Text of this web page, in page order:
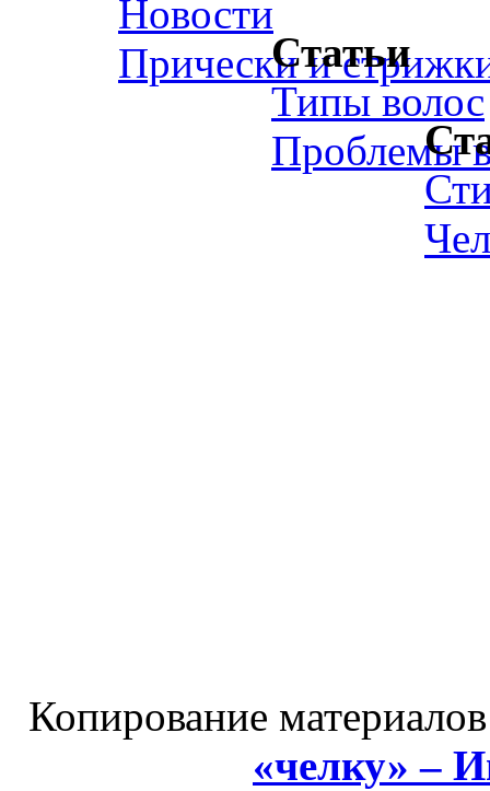
Новости
Прически иСтатьи
Типы волос
Проблемы
Копирование
«челку» –